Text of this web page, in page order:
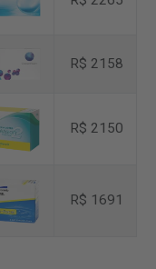
R$ 2158
R$ 2150
R$ 1691